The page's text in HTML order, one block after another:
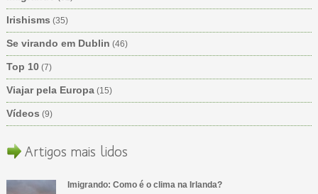
Irishisms (35)
Se virando em Dublin (46)
Top 10(7)
Viajar pela Europa(15)
Vídeos (9)
Artigos mais lidos
Imigrando: Como é o clima na Irlanda?